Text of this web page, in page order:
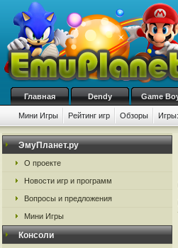
Главная Dendy Game
Мини Игры Рейтинг игр Обзоры Игры:
ЭмуПланет.ру
О проекте
Новости игр и программ
Вопросы и предложения
Мини Игры
Консоли